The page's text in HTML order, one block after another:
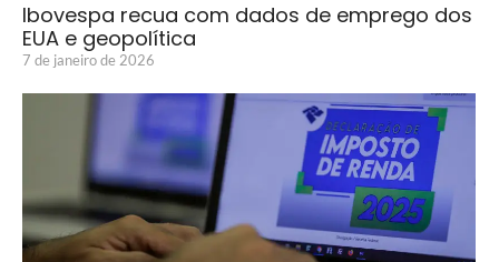
Ibovespa recua com dados de emprego dos
EUA e geopolítica
7 de janeiro de 2026